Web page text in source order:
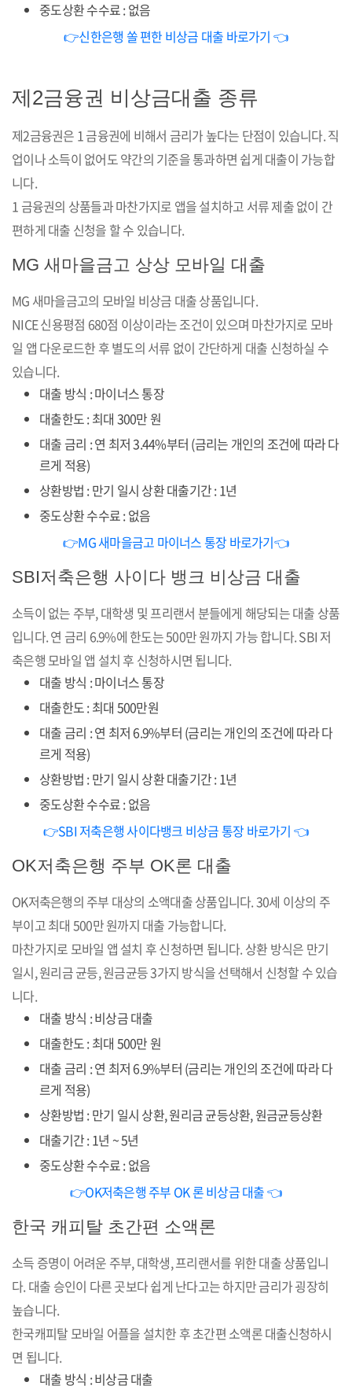
중도상환 수수료 : 없음
👉신한은행 쏠 편한 비상금 대출 바로가기 👈
제2금융권 비상금대출 종류
제2금융권은 1 금융권에 비해서 금리가 높다는 단점이 있습니다. 직
업이나 소득이 없어도 약간의 기준을 통과하면 쉽게 대출이 가능합
니다.
1 금융권의 상품들과 마찬가지로 앱을 설치하고 서류 제출 없이 간
편하게 대출 신청을 할 수 있습니다.
MG 새마을금고 상상 모바일 대출
MG 새마을금고의 모바일 비상금 대출 상품입니다.
NICE 신용평점 680점 이상이라는 조건이 있으며 마찬가지로 모바
일 앱 다운로드한 후 별도의 서류 없이 간단하게 대출 신청하실 수
있습니다.
대출 방식 : 마이너스 통장
대출한도 : 최대 300만 원
대출 금리 : 연 최저 3.44%부터 (금리는 개인의 조건에 따라 다
르게 적용)
상환방법 : 만기 일시 상환 대출기간 : 1년
중도상환 수수료 : 없음
👉MG 새마을금고 마이너스 통장 바로가기👈
SBI저축은행 사이다 뱅크 비상금 대출
소득이 없는 주부, 대학생 및 프리랜서 분들에게 해당되는 대출 상품
입니다. 연 금리 6.9%에 한도는 500만 원까지 가능 합니다. SBI 저
축은행 모바일 앱 설치 후 신청하시면 됩니다.
대출 방식 : 마이너스 통장
대출한도 : 최대 500만원
대출 금리 : 연 최저 6.9%부터 (금리는 개인의 조건에 따라 다
르게 적용)
상환방법 : 만기 일시 상환 대출기간 : 1년
중도상환 수수료 : 없음
👉SBI 저축은행 사이다뱅크 비상금 통장 바로가기 👈
OK저축은행 주부 OK론 대출
OK저축은행의 주부 대상의 소액대출 상품입니다. 30세 이상의 주
부이고 최대 500만 원까지 대출 가능합니다.
마찬가지로 모바일 앱 설치 후 신청하면 됩니다. 상환 방식은 만기
일시, 원리금 균등, 원금균등 3가지 방식을 선택해서 신청할 수 있습
니다.
대출 방식 : 비상금 대출
대출한도 : 최대 500만 원
대출 금리 : 연 최저 6.9%부터 (금리는 개인의 조건에 따라 다
르게 적용)
상환방법 : 만기 일시 상환, 원리금 균등상환, 원금균등상환
대출기간 : 1년 ~ 5년
중도상환 수수료 : 없음
👉OK저축은행 주부 OK 론 비상금 대출 👈
한국 캐피탈 초간편 소액론
소득 증명이 어려운 주부, 대학생, 프리랜서를 위한 대출 상품입니
다. 대출 승인이 다른 곳보다 쉽게 난다고는 하지만 금리가 굉장히
높습니다.
한국캐피탈 모바일 어플을 설치한 후 초간편 소액론 대출신청하시
면 됩니다.
대출 방식 : 비상금 대출